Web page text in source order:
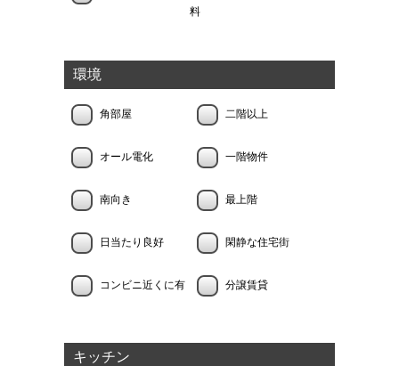
料
環境
角部屋 二階以上
オール電化 一階物件
南向き 最上階
日当たり良好 閑静な住宅街
コンビニ近くに有 分譲賃貸
キッチン